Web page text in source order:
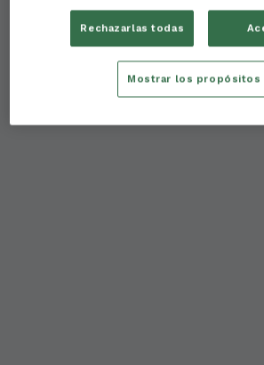
Rechazarlas todas
Mostrar los propósitos